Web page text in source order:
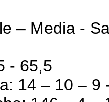
– Media -
- 65,5
14 – 10 – 9